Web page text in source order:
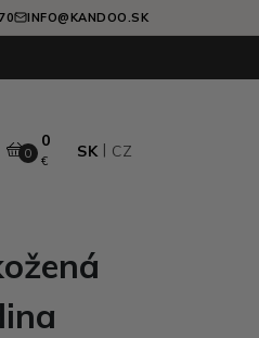
INFO@KANDOO.SK
0
0
€
SK CZ